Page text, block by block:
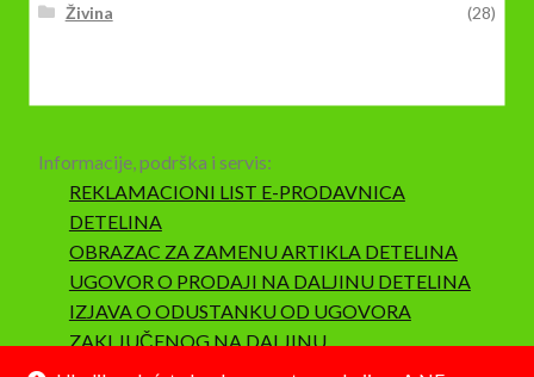
Živina
(28)
Informacije, podrška i servis:
REKLAMACIONI LIST E-PRODAVNICA
DETELINA
OBRAZAC ZA ZAMENU ARTIKLA DETELINA
UGOVOR O PRODAJI NA DALJINU DETELINA
IZJAVA O ODUSTANKU OD UGOVORA
ZAKLJUČENOG NA DALJINU
SAOBRAZNOST I REKLAMACIJA